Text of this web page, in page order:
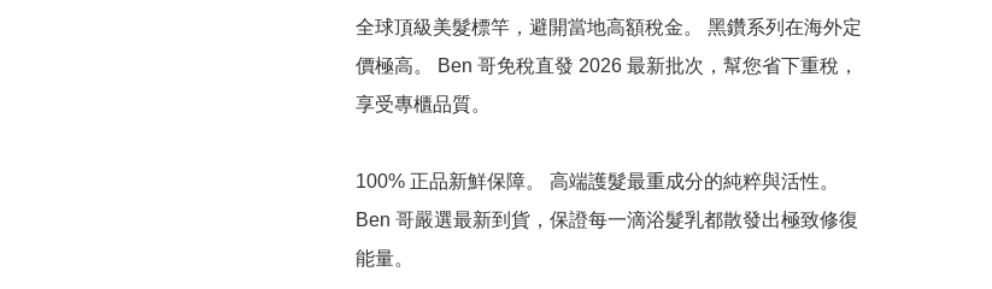
全球頂級美髮標竿，避開當地高額稅金。 黑鑽系列在海外定
價極高。 Ben 哥免稅直發 2026 最新批次，幫您省下重稅，
享受專櫃品質。
100% 正品新鮮保障。 高端護髮最重成分的純粹與活性。
Ben 哥嚴選最新到貨，保證每一滴浴髮乳都散發出極致修復
能量。